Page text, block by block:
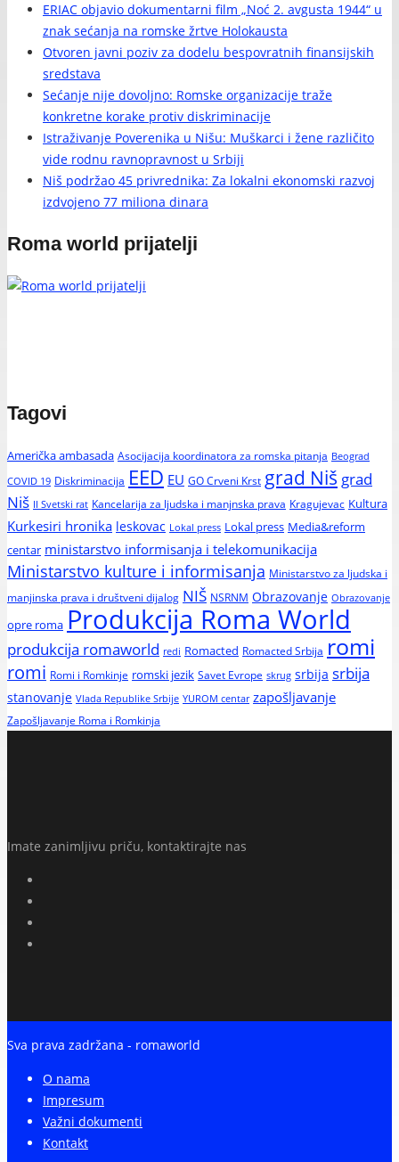
ERIAC objavio dokumentarni film „Noć 2. avgusta 1944“ u
znak sećanja na romske žrtve Holokausta
Otvoren javni poziv za dodelu bespovratnih finansijskih
sredstava
Sećanje nije dovoljno: Romske organizacije traže
konkretne korake protiv diskriminacije
Istraživanje Poverenika u Nišu: Muškarci i žene različito
vide rodnu ravnopravnost u Srbiji
Niš podržao 45 privrednika: Za lokalni ekonomski razvoj
izdvojeno 77 miliona dinara
Roma world prijatelji
Tagovi
Američka ambasada Asocijacija koordinatora za romska pitanja Beograd
COVID 19 Diskriminacija EED EU GO Crveni Krst grad Niš grad
Niš II Svetski rat Kancelarija za ljudska i manjnska prava Kragujevac Kultura
Kurkesiri hronika leskovac Lokal press Lokal press Media&reform
centar ministarstvo informisanja i telekomunikacija
Ministarstvo kulture i informisanja Ministarstvo za ljudska i
manjinska prava i društveni dijalog NIŠ NSRNM Obrazovanje Obrazovanje
opre roma Produkcija Roma World
produkcija romaworld redi Romacted Romacted Srbija romi
romi Romi i Romkinje romski jezik Savet Evrope skrug srbija srbija
stanovanje Vlada Republike Srbije YUROM centar zapošljavanje
Zapošljavanje Roma i Romkinja
Imate zanimljivu priču, kontaktirajte nas
Sva prava zadržana - romaworld
O nama
Impresum
Važni dokumenti
Kontakt